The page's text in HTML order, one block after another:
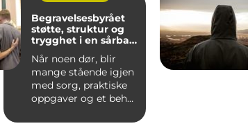
Begravelsesbyrået
støtte, struktur og
trygghet i en sårbar
Når noen dør, blir
mange stående igjen
med sorg, praktiske
oppgaver og et behov